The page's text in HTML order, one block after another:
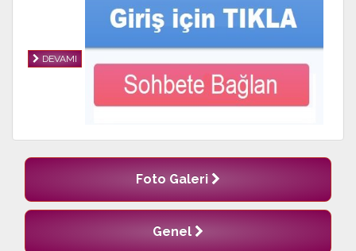
DEVAMI
Foto Galeri
Genel